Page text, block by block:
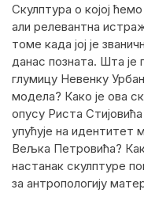
Скулптура о којој
али релевантна
томе када јој је
данас позната. Шта је
глумицу Невенку
модела? Како је ова
опусу Риста
упућује на идентитет
Вељка Петровића?
настанак скулптуре
за антропологију